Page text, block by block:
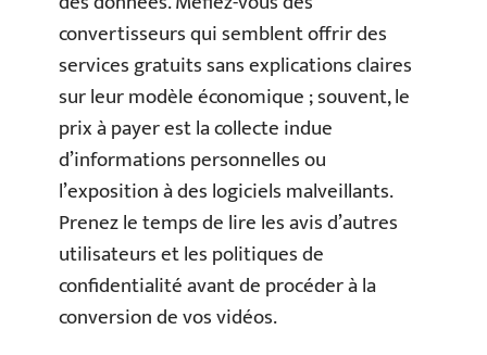
convertisseurs qui semblent offrir des
services gratuits sans explications claires
sur leur modèle économique ; souvent, le
prix à payer est la collecte indue
d’informations personnelles ou
l’exposition à des logiciels malveillants.
Prenez le temps de lire les avis d’autres
utilisateurs et les politiques de
confidentialité avant de procéder à la
conversion de vos vidéos.